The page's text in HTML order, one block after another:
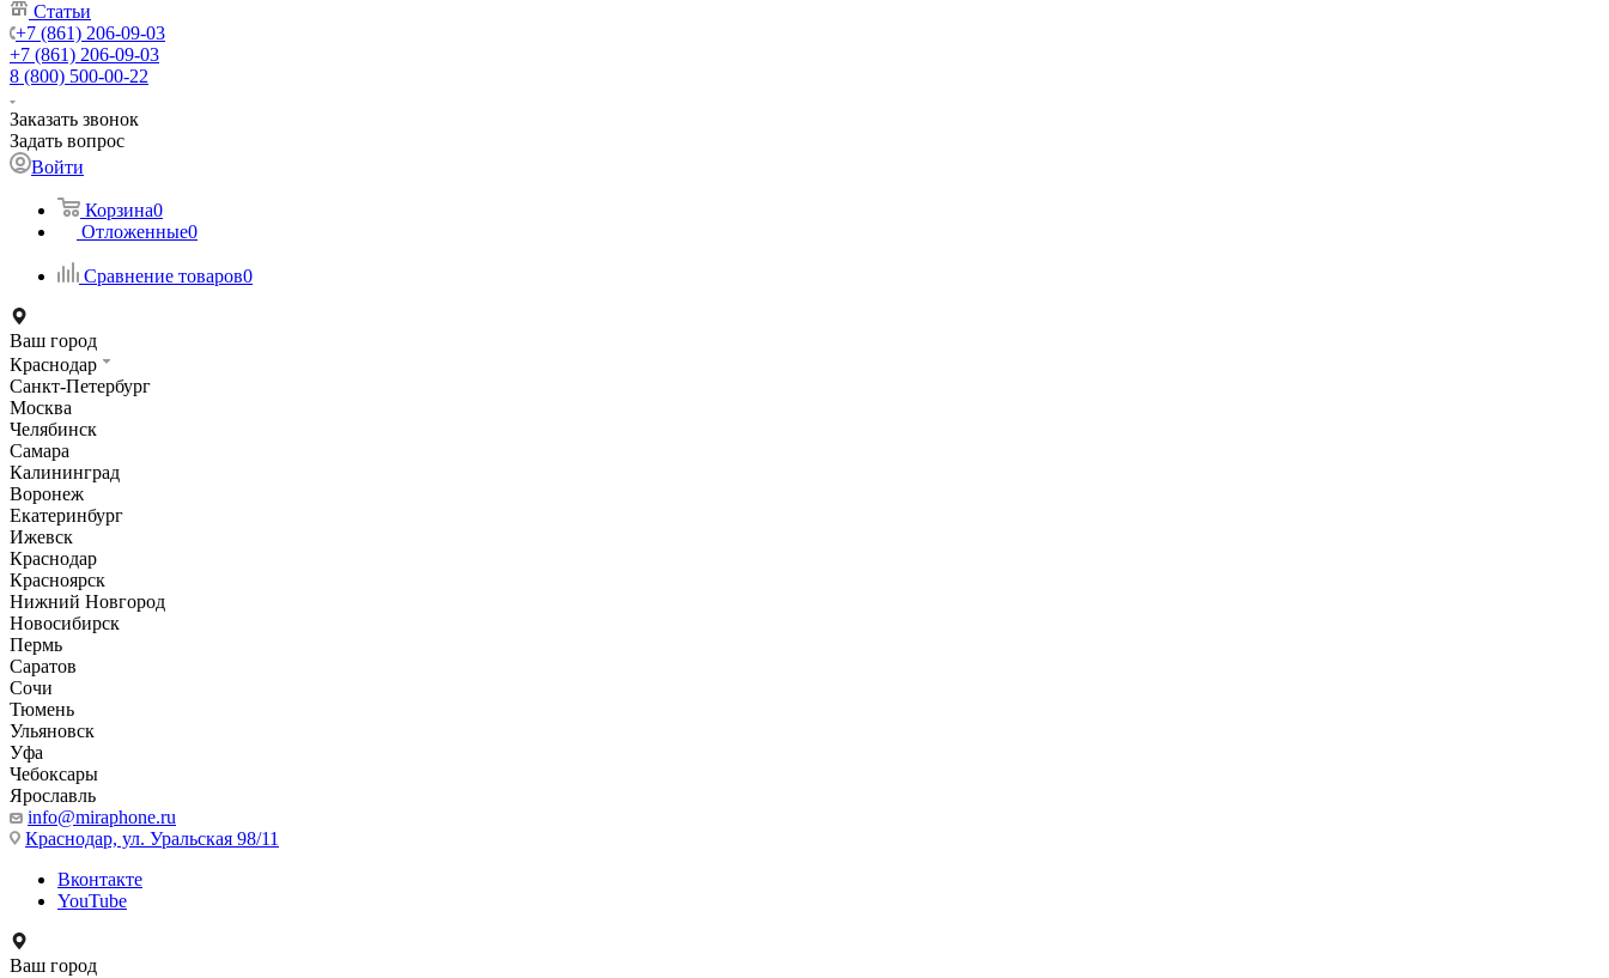
Статьи
+7 (861) 206-09-03
+7 (861) 206-09-03
8 (800) 500-00-22
Заказать звонок
Задать вопрос
Войти
Корзина0
Отложенные0
Сравнение товаров0
Ваш город
Краснодар
Санкт-Петербург
Москва
Челябинск
Самара
Калининград
Воронеж
Екатеринбург
Ижевск
Краснодар
Красноярск
Нижний Новгород
Новосибирск
Пермь
Саратов
Сочи
Тюмень
Ульяновск
Уфа
Чебоксары
Ярославль
info@miraphone.ru
Краснодар, ул. Уральская 98/11
Вконтакте
YouTube
Ваш город